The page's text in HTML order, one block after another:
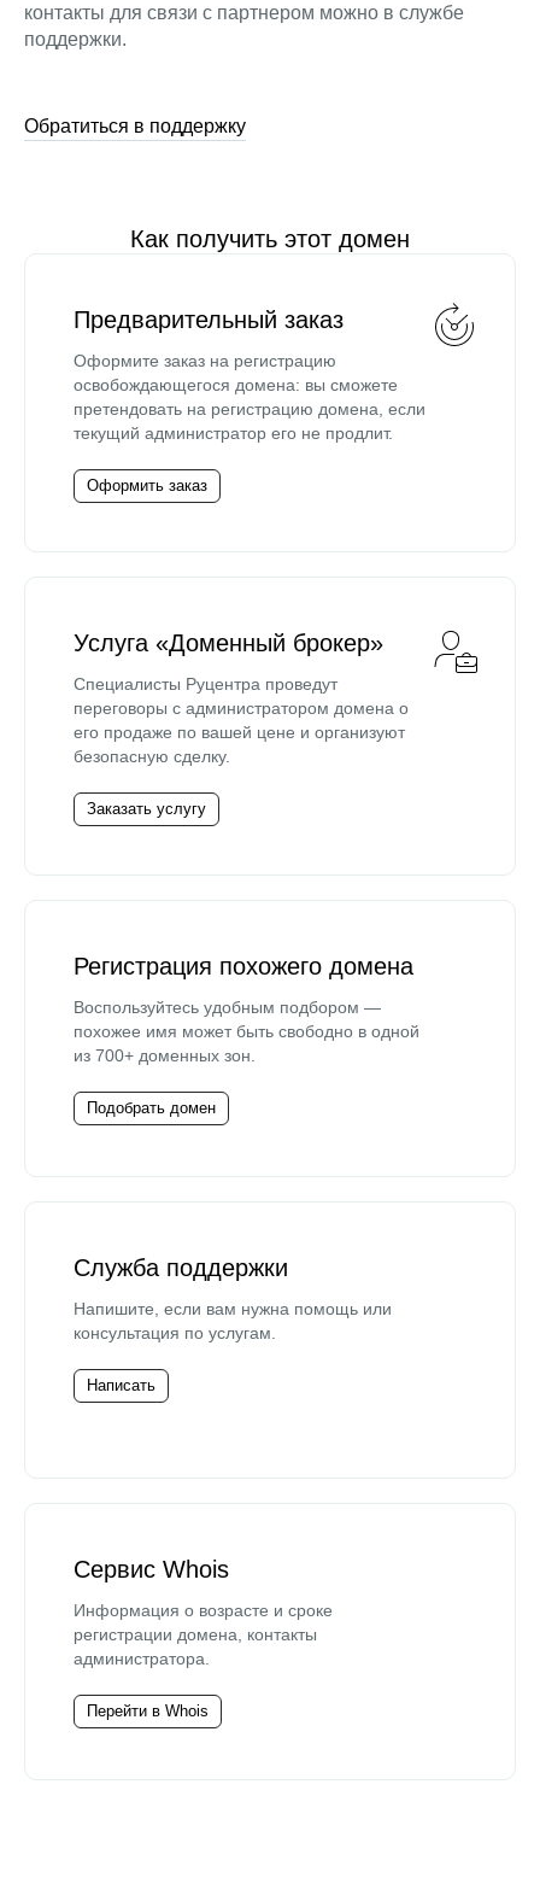
контакты для связи с партнером можно в службе
поддержки.
Обратиться в поддержку
Как получить этот домен
Предварительный заказ
Оформите заказ на регистрацию
освобождающегося домена: вы сможете
претендовать на регистрацию домена, если
текущий администратор его не продлит.
Оформить заказ
Услуга «Доменный брокер»
Специалисты Руцентра проведут
переговоры с администратором домена о
его продаже по вашей цене и организуют
безопасную сделку.
Заказать услугу
Регистрация похожего домена
Воспользуйтесь удобным подбором —
похожее имя может быть свободно в одной
из 700+ доменных зон.
Подобрать домен
Служба поддержки
Напишите, если вам нужна помощь или
консультация по услугам.
Написать
Сервис Whois
Информация о возрасте и сроке
регистрации домена, контакты
администратора.
Перейти в Whois